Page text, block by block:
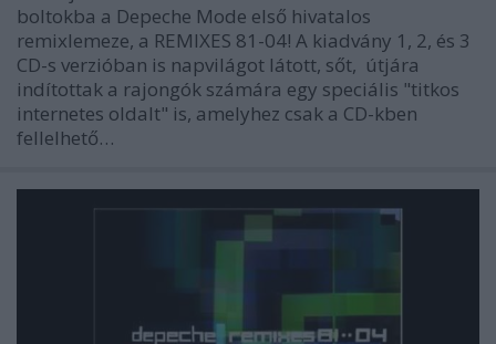
boltokba a Depeche Mode első hivatalos
remixlemeze, a REMIXES 81-04! A kiadvány 1, 2, és 3
CD-s verzióban is napvilágot látott, sőt, útjára
indítottak a rajongók számára egy speciális "titkos
internetes oldalt" is, amelyhez csak a CD-kben
fellelhető…